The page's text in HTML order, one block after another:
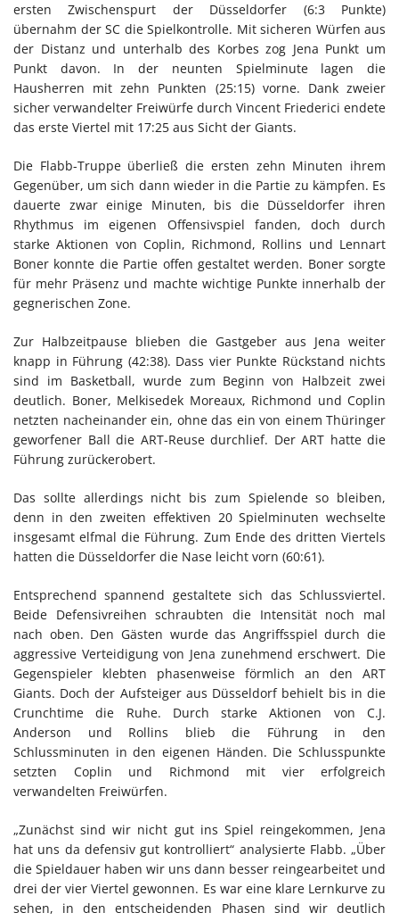
ersten Zwischenspurt der Düsseldorfer (6:3 Punkte)
übernahm der SC die Spielkontrolle. Mit sicheren Würfen aus
der Distanz und unterhalb des Korbes zog Jena Punkt um
Punkt davon. In der neunten Spielminute lagen die
Hausherren mit zehn Punkten (25:15) vorne. Dank zweier
sicher verwandelter Freiwürfe durch Vincent Friederici endete
das erste Viertel mit 17:25 aus Sicht der Giants.
Die Flabb-Truppe überließ die ersten zehn Minuten ihrem
Gegenüber, um sich dann wieder in die Partie zu kämpfen. Es
dauerte zwar einige Minuten, bis die Düsseldorfer ihren
Rhythmus im eigenen Offensivspiel fanden, doch durch
starke Aktionen von Coplin, Richmond, Rollins und Lennart
Boner konnte die Partie offen gestaltet werden. Boner sorgte
für mehr Präsenz und machte wichtige Punkte innerhalb der
gegnerischen Zone.
Zur Halbzeitpause blieben die Gastgeber aus Jena weiter
knapp in Führung (42:38). Dass vier Punkte Rückstand nichts
sind im Basketball, wurde zum Beginn von Halbzeit zwei
deutlich. Boner, Melkisedek Moreaux, Richmond und Coplin
netzten nacheinander ein, ohne das ein von einem Thüringer
geworfener Ball die ART-Reuse durchlief. Der ART hatte die
Führung zurückerobert.
Das sollte allerdings nicht bis zum Spielende so bleiben,
denn in den zweiten effektiven 20 Spielminuten wechselte
insgesamt elfmal die Führung. Zum Ende des dritten Viertels
hatten die Düsseldorfer die Nase leicht vorn (60:61).
Entsprechend spannend gestaltete sich das Schlussviertel.
Beide Defensivreihen schraubten die Intensität noch mal
nach oben. Den Gästen wurde das Angriffsspiel durch die
aggressive Verteidigung von Jena zunehmend erschwert. Die
Gegenspieler klebten phasenweise förmlich an den ART
Giants. Doch der Aufsteiger aus Düsseldorf behielt bis in die
Crunchtime die Ruhe. Durch starke Aktionen von C.J.
Anderson und Rollins blieb die Führung in den
Schlussminuten in den eigenen Händen. Die Schlusspunkte
setzten Coplin und Richmond mit vier erfolgreich
verwandelten Freiwürfen.
„Zunächst sind wir nicht gut ins Spiel reingekommen, Jena
hat uns da defensiv gut kontrolliert“ analysierte Flabb. „Über
die Spieldauer haben wir uns dann besser reingearbeitet und
drei der vier Viertel gewonnen. Es war eine klare Lernkurve zu
sehen, in den entscheidenden Phasen sind wir deutlich